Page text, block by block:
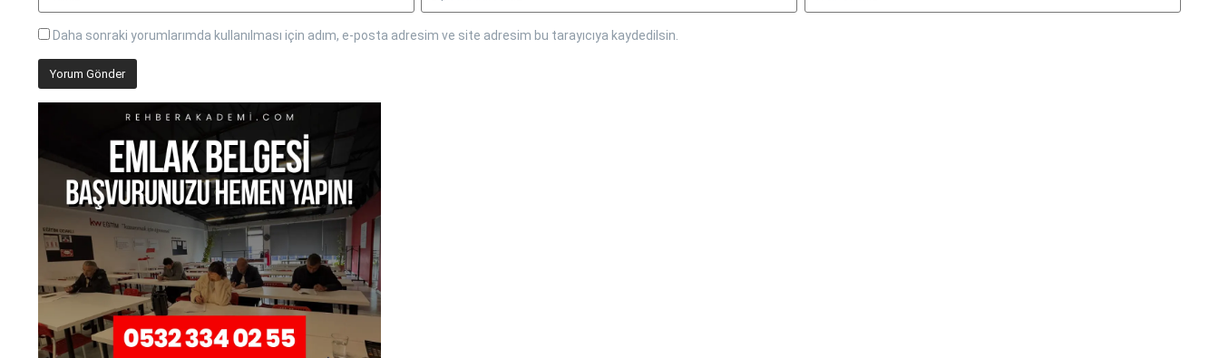
Daha sonraki yorumlarımda kullanılması için adım, e-posta adresim ve site adresim bu tarayıcıya kaydedilsin.